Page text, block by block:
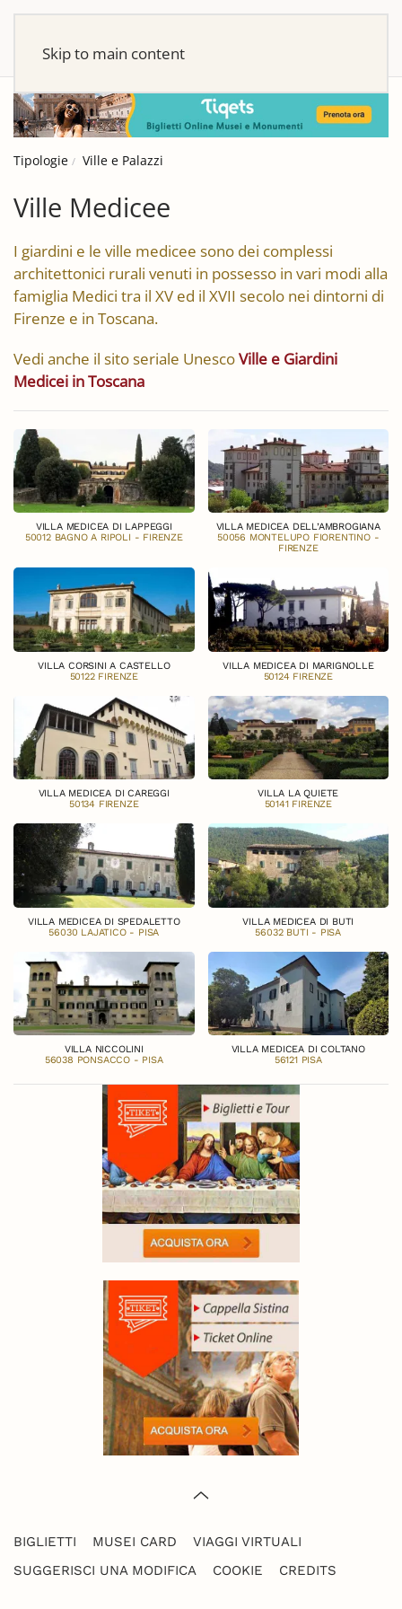
Skip to main content
Tipologie Ville e Palazzi
Ville Medicee
I giardini e le ville medicee sono dei complessi
architettonici rurali venuti in possesso in vari modi alla
famiglia Medici tra il XV ed il XVII secolo nei dintorni di
Firenze e in Toscana.
Vedi anche il sito seriale UnescoVille e Giardini
Medicei in Toscana
VILLA MEDICEA DI LAPPEGGI
50012 BAGNO A RIPOLI - FIRENZE
VILLA MEDICEA DELL’AMBROGIANA
50056 MONTELUPO FIORENTINO -
FIRENZE
VILLA CORSINI A CASTELLO
50122 FIRENZE
VILLA MEDICEA DI MARIGNOLLE
50124 FIRENZE
VILLA MEDICEA DI CAREGGI
50134 FIRENZE
VILLA LA QUIETE
50141 FIRENZE
VILLA MEDICEA DI SPEDALETTO
56030 LAJATICO - PISA
VILLA MEDICEA DI BUTI
56032 BUTI - PISA
VILLA NICCOLINI
56038 PONSACCO - PISA
VILLA MEDICEA DI COLTANO
56121 PISA
BIGLIETTI MUSEI CARD
VIAGGI VIRTUALI
SUGGERISCI UNA MODIFICA
COOKIE CREDITS